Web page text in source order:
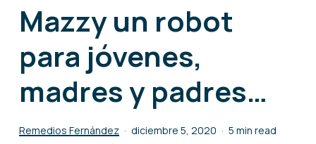
Mazzy un robot
para jóvenes,
madres y padres…
Remedios Fernández diciembre 5, 2020 5 min read